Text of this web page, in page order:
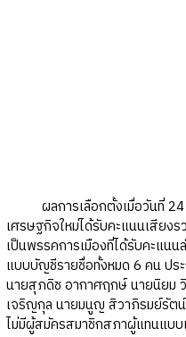
ผลการเลือกตั้งเมื่อวันที่ 24
เศรษฐกิจใหม่ได้รับคะแนนเสียง
เป็นพรรคการเมืองที่ได้รับคะแน
แบบบัญชีรายชื่อทั้งหมด 6 คน ป
นายสุภดิช อากาศฤกษ์ นายนิยม
เจริญกุล นายมนูญ สิวาภิรมย์รัตน์
ไม่มีผู้สมัครสมาชิกสภาผู้แทนแบบ